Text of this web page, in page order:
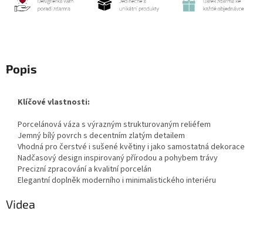
Popis
Klíčové vlastnosti:
Porcelánová váza s výrazným strukturovaným reliéfem
Jemný bílý povrch s decentním zlatým detailem
Vhodná pro čerstvé i sušené květiny i jako samostatná dekorace
Nadčasový design inspirovaný přírodou a pohybem trávy
Precizní zpracování a kvalitní porcelán
Elegantní doplněk moderního i minimalistického interiéru
Videa